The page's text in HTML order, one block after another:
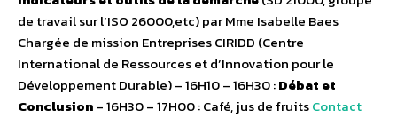
de travail sur l’ISO 26000,etc) par Mme Isabelle Baes
Chargée de mission Entreprises CIRIDD (Centre
International de Ressources et d’Innovation pour le
Développement Durable) – 16H10 – 16H30 :Débat et
Conclusion– 16H30 – 17H00 : Café, jus de fruitsContact